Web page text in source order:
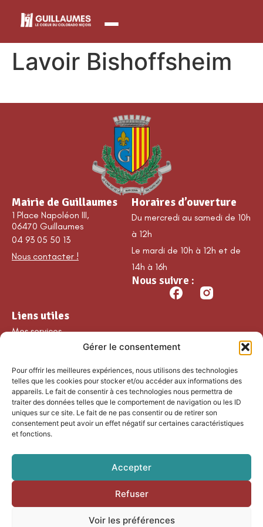
Gérer le consentement
Pour offrir les meilleures expériences, nous utilisons des technologies
telles que les cookies pour stocker et/ou accéder aux informations des
appareils. Le fait de consentir à ces technologies nous permettra de
traiter des données telles que le comportement de navigation ou les ID
uniques sur ce site. Le fait de ne pas consentir ou de retirer son
consentement peut avoir un effet négatif sur certaines caractéristiques
et fonctions.
Accepter
Refuser
Voir les préférences
principal
Lavoir Bishoffsheim
Mairie de Guillaumes
1 Place Napoléon III,
06470 Guillaumes
04 93 05 50 13
Nous contacter !
Horaires d’ouverture
Du mercredi au samedi de 10h
à 12h
Le mardi de 10h à 12h et de
14h à 16h
Nous suivre :
Liens utiles
Mes services
Nos loisirs
Agenda
Les temps forts
Partenaires et
Accessibilité
Mentions légales
Plan du site